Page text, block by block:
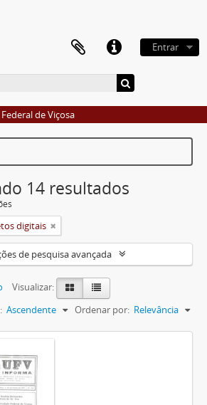
Entrar
de Viçosa
14 resultados
digitais
de pesquisa avançada
Visualizar:
Ordenar por: Relevância
Ascendente